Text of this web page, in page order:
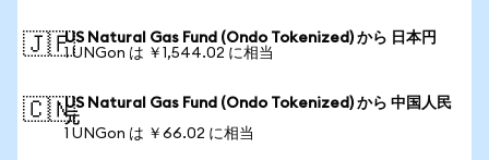
🇯🇵US Natural Gas Fund (Ondo Tokenized) から 日本円
1 UNGon は ￥1,544.02 に相当
🇨🇳US Natural Gas Fund (Ondo Tokenized) から 中国人民
元
1 UNGon は ￥66.02 に相当